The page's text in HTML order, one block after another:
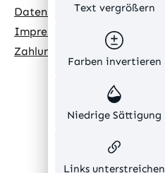
Datenschutz
Impressum
Zahlungsarten
Text vergrößern
Farben invertieren
Niedrige Sättigung
Links unterstreichen